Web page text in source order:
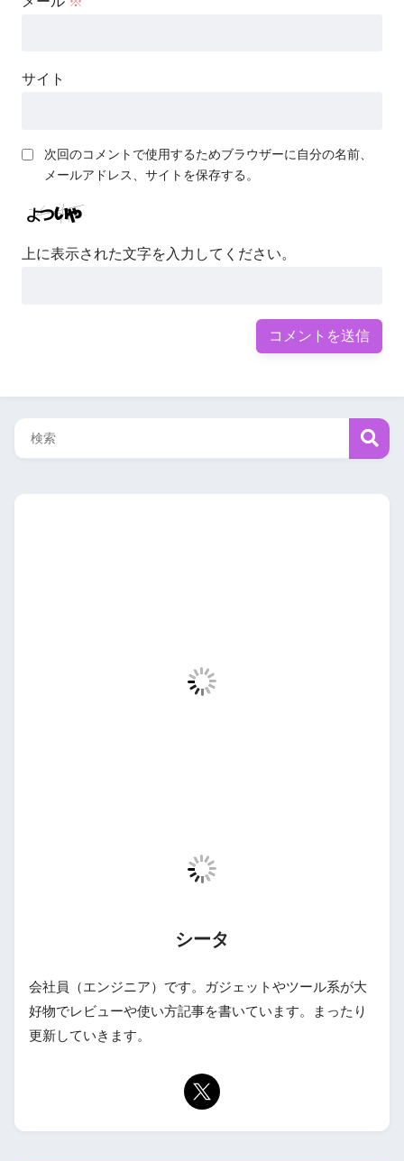
サイト
次回のコメントで使用するためブラウザーに自分の名前、
メールアドレス、サイトを保存する。
上に表示された文字を入力してください。
シータ
会社員（エンジニア）です。ガジェットやツール系が大
好物でレビューや使い方記事を書いています。まったり
更新していきます。